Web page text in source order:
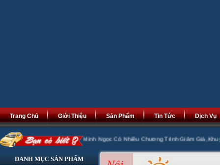
Trang Chủ Giới Thiệu Sản Phẩm Tin Tức Dịch Vụ
Tài Phát Lộc. Minh Ngọc Có Nhiều Chương Trình Giảm Giá ,Khuyến Mại
DANH MỤC SẢN PHẨM